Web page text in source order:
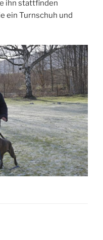
ihn stattfinden
ein Turnschuh und